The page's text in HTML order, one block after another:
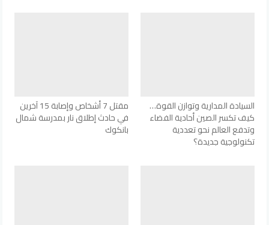
السيادة المدارية وتوازن القوة…
كيف تكسر الصين أحادية الفضاء
وتدفع العالم نحو تعددية
تكنولوجية جديدة؟
مقتل 7 أشخاص وإصابة 15 آخرين
في حادث إطلاق نار بمدرسة شمال
بانكوك